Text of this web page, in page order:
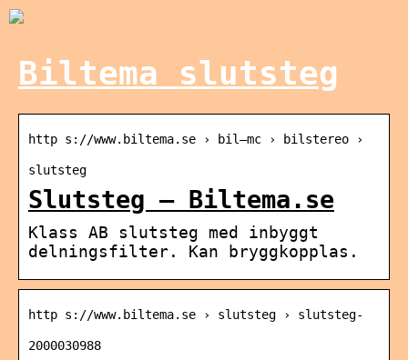
Biltema slutsteg
http s://www.biltema.se › bil—mc › bilstereo ›
slutsteg
Slutsteg – Biltema.se
Klass AB slutsteg med inbyggt
delningsfilter. Kan bryggkopplas.
http s://www.biltema.se › slutsteg › slutsteg-
2000030988